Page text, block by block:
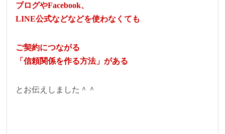
ブログやFacebook、
LINE公式などなどを使わなくても
ご契約につながる
「信頼関係を作る方法」がある
とお伝えしました＾＾